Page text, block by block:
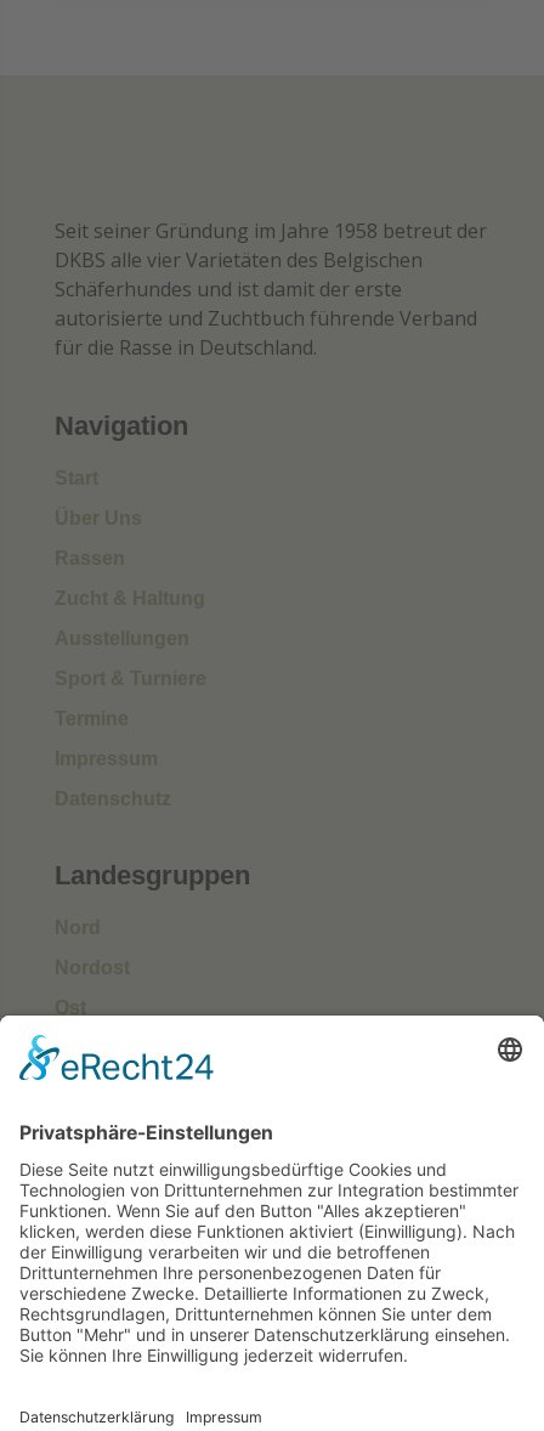
Seit seiner Gründung im Jahre 1958 betreut der
DKBS alle vier Varietäten des Belgischen
Schäferhundes und ist damit der erste
autorisierte und Zuchtbuch führende Verband
für die Rasse in Deutschland.
Navigation
Start
Über Uns
Rassen
Zucht & Haltung
Ausstellungen
Sport & Turniere
Termine
Impressum
Datenschutz
Landesgruppen
Nord
Nordost
Ost
Süd
West
Deutscher Klub für Belgische Schäferhunde e.